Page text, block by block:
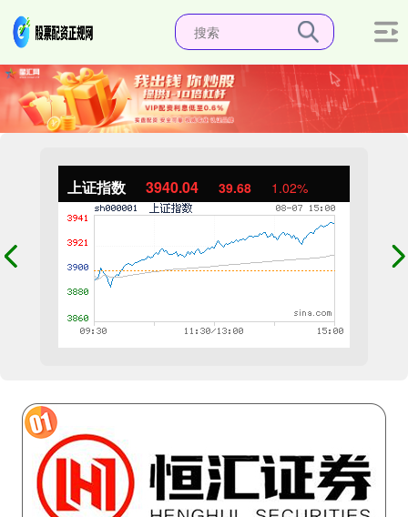
上证指数 3940.04 39.68 1.02%